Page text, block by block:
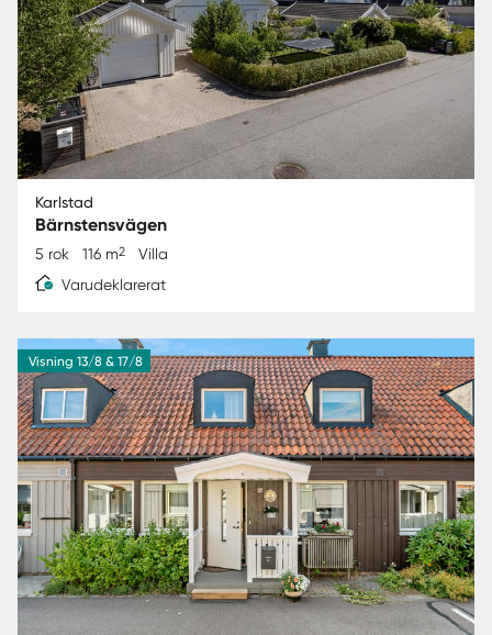
Karlstad
Bärnstensvägen
5 rok 116 m2
Villa
Varudeklarerat
Visning 13/8 & 17/8